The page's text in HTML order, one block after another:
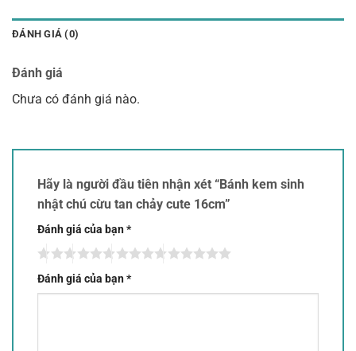
ĐÁNH GIÁ (0)
Đánh giá
Chưa có đánh giá nào.
Hãy là người đầu tiên nhận xét “Bánh kem sinh
nhật chú cừu tan chảy cute 16cm”
Đánh giá của bạn*
Đánh giá của bạn*